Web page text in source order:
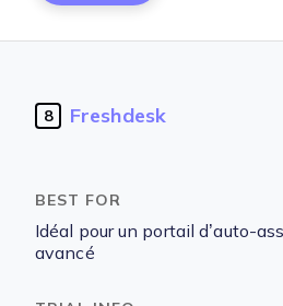
8 Freshdesk
Idéal pour un portail d’auto-
avancé